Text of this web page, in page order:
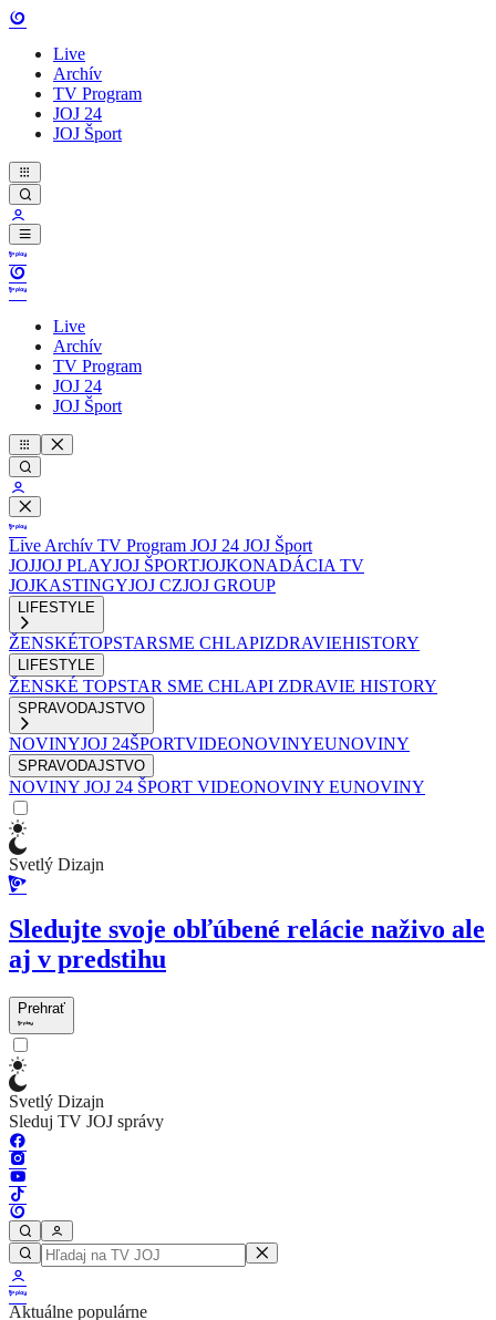
Live
Archív
TV Program
JOJ 24
JOJ Šport
Live
Archív
TV Program
JOJ 24
JOJ Šport
Live Archív TV Program JOJ 24 JOJ Šport
JOJJOJ PLAYJOJ ŠPORTJOJKONADÁCIA TV
JOJKASTINGYJOJ CZJOJ GROUP
LIFESTYLE
ŽENSKÉTOPSTARSME CHLAPIZDRAVIEHISTORY
LIFESTYLE
ŽENSKÉ TOPSTAR SME CHLAPI ZDRAVIE HISTORY
SPRAVODAJSTVO
NOVINYJOJ 24ŠPORTVIDEONOVINYEUNOVINY
SPRAVODAJSTVO
NOVINY JOJ 24 ŠPORT VIDEONOVINY EUNOVINY
Svetlý Dizajn
Sledujte svoje obľúbené relácie naživo ale
aj v predstihu
Prehrať
Svetlý Dizajn
Sleduj TV JOJ správy
Aktuálne populárne